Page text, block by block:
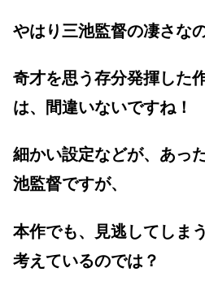
やはり三池監督の凄さな
奇才を思う存分発揮した
は、間違いないですね！
細かい設定などが、あっ
池監督ですが、
本作でも、見逃してしま
考えているのでは？